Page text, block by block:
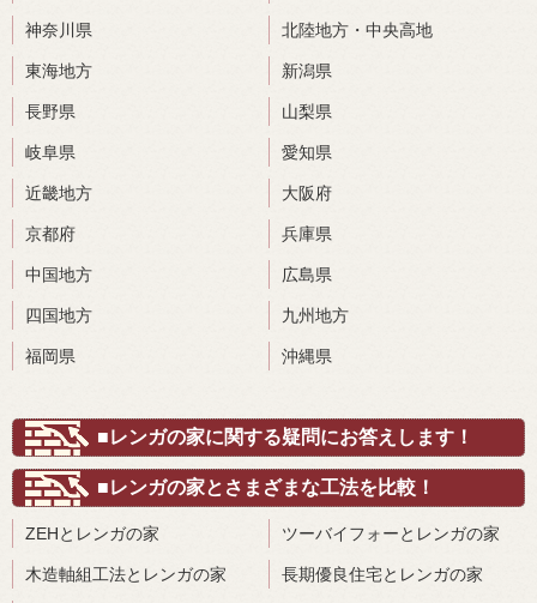
神奈川県 北陸地方・中央高地
東海地方 新潟県
長野県 山梨県
岐阜県 愛知県
近畿地方 大阪府
京都府 兵庫県
中国地方 広島県
四国地方 九州地方
福岡県 沖縄県
■レンガの家に関する疑問にお答えします！
■レンガの家とさまざまな工法を比較！
ZEHとレンガの家 ツーバイフォーとレンガの家
木造軸組工法とレンガの家 長期優良住宅とレンガの家